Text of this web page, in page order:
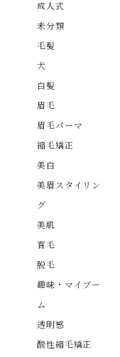
成人式
未分類
毛髪
犬
白髪
眉毛
眉毛パーマ
縮毛矯正
美白
美眉スタイリン
グ
美肌
育毛
脱毛
趣味・マイブー
ム
透明感
酸性縮毛矯正